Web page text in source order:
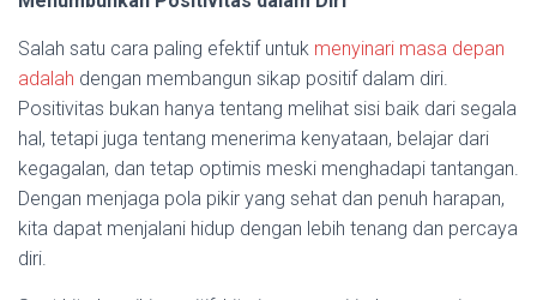
Salah satu cara paling efektif untuk menyinari masa depan
adalah dengan membangun sikap positif dalam diri.
Positivitas bukan hanya tentang melihat sisi baik dari segala
hal, tetapi juga tentang menerima kenyataan, belajar dari
kegagalan, dan tetap optimis meski menghadapi tantangan.
Dengan menjaga pola pikir yang sehat dan penuh harapan,
kita dapat menjalani hidup dengan lebih tenang dan percaya
diri.